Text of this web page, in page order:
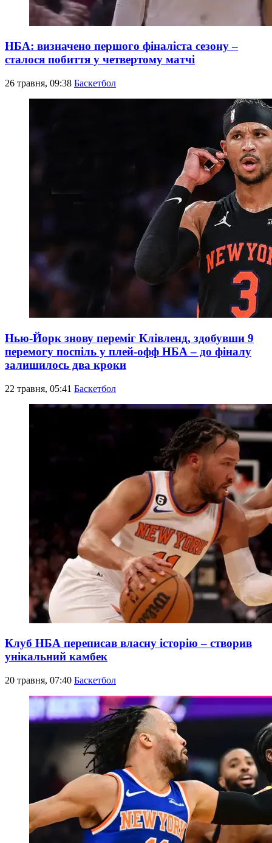
НБА: визначено першого фіналіста сезону –
сталося побиття у четвертому матчі
26 травня, 09:38 Баскетбол
Нью-Йорк знову переміг Клівленд, здобувши 9
перемогу поспіль у плей-офф НБА – до фіналу
залишилось два кроки
22 травня, 05:41 Баскетбол
Клуб НБА переписав власну історію – створив
унікальний камбек
20 травня, 07:40 Баскетбол